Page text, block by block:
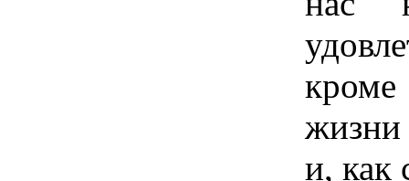
жизни
и, как